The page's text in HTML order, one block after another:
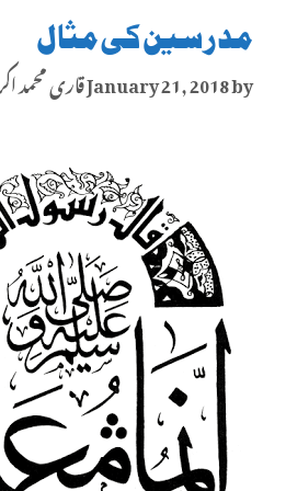
مدرسین کی مثال
January 21, 2018by قاری محمد